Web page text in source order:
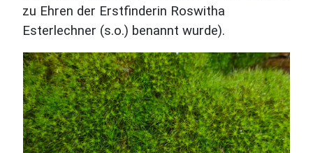
zu Ehren der Erstfinderin Roswitha
Esterlechner (s.o.) benannt wurde).